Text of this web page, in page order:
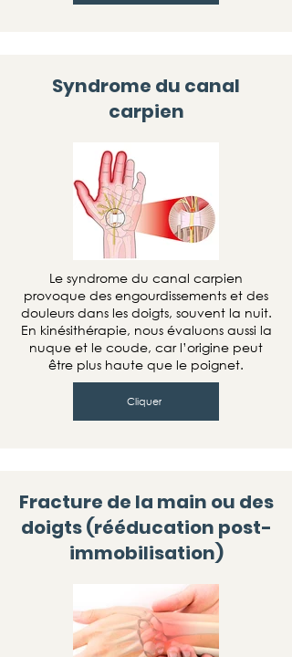
Syndrome du canal
carpien
Le syndrome du canal carpien
provoque des engourdissements et des
douleurs dans les doigts, souvent la nuit.
En kinésithérapie, nous évaluons aussi la
nuque et le coude, car l’origine peut
être plus haute que le poignet.
Cliquer
Fracture de la main ou des
doigts (rééducation post-
immobilisation)